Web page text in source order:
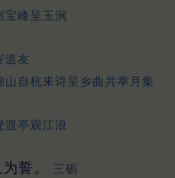
宝峰呈玉涧
道友
山自杭来诗呈乡曲共举月集
渡亭观江浪
誓。
三砺